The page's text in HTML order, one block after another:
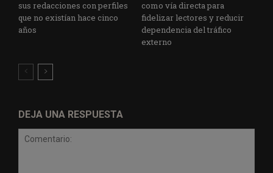
sus redacciones con perfiles
que no existían hace cinco
años
como vía directa para
fidelizar lectores y reducir
dependencia del tráfico
externo
DEJA UNA RESPUESTA